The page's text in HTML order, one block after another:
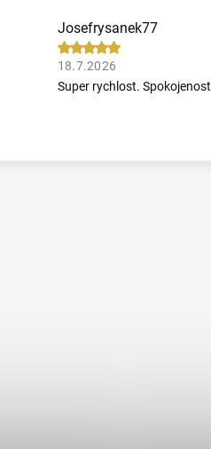
Josefrysanek77
18.7.2026
Super rychlost. Spokojenost